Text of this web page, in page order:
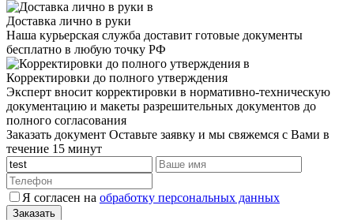
Доставка лично в руки
Наша курьерская служба доставит готовые документы
бесплатно в любую точку РФ
Корректировки до полного утверждения
Эксперт вносит корректировки в нормативно-техническую
документацию и макеты разрешительных документов до
полного согласования
Заказать документ Оставьте заявку и мы свяжемся с Вами в
течение 15 минут
Я согласен на обработку персональных данных